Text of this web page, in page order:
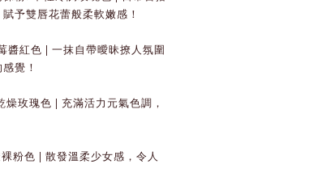
予雙唇花蕾般柔軟嫩感！
紅色 | 一抹自帶曖昧撩人氛圍
覺！
玫瑰色 | 充滿活力元氣色調，
粉色 | 散發溫柔少女感，令人